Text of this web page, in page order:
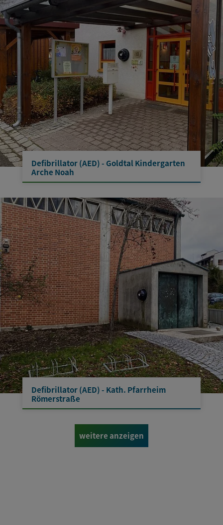
Defibrillator (AED) - Goldtal Kindergarten
Arche Noah
Defibrillator (AED) - Kath. Pfarrheim
Römerstraße
weitere anzeigen